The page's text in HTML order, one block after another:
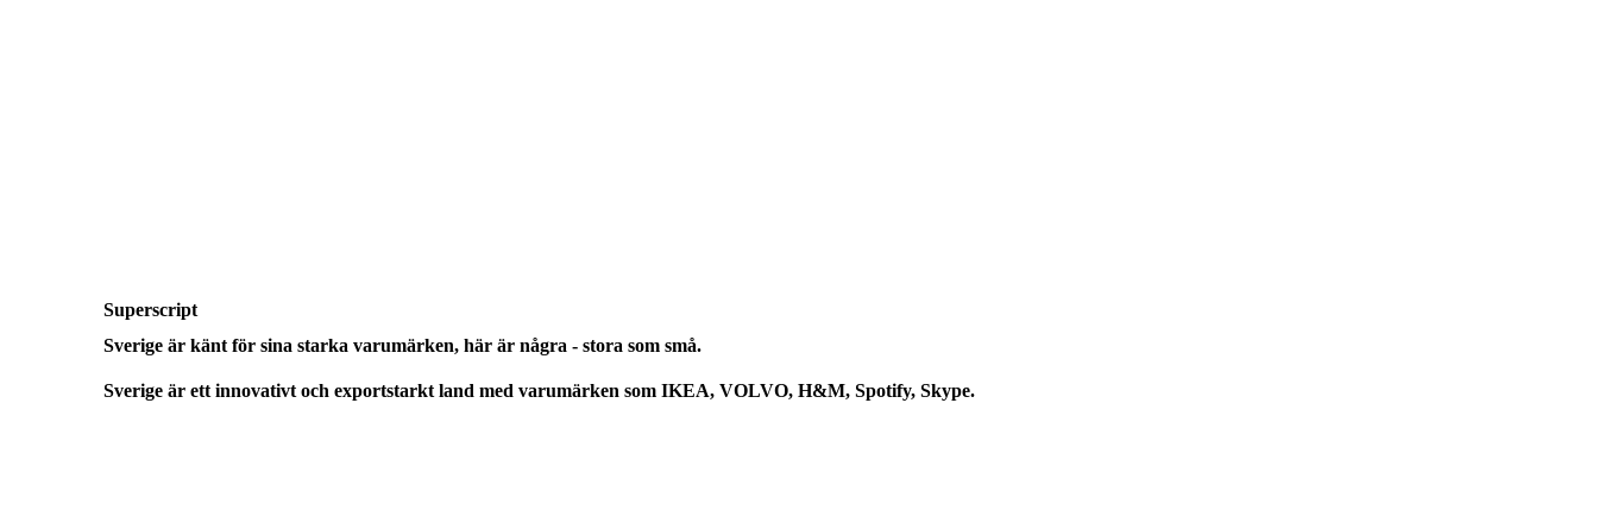
Superscript
Sverige är känt för sina starka varumärken, här är några - stora som små.
Sverige är ett innovativt och exportstarkt land med varumärken som IKEA, VOLVO, H&M, Spotify, Skype.